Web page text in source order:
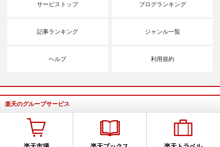
サービストップ ブログランキング
記事ランキング ジャンル一覧
ヘルプ 利用規約
楽天のグループサービス